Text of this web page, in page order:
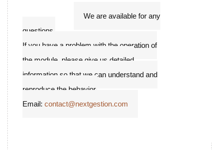
We are available for any
questions.
If you have a problem with the operation of
the module, please give us detailed
information so that we can understand and
reproduce the behavior.
Email: contact@nextgestion.com